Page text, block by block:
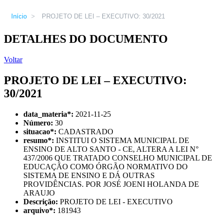
Início > PROJETO DE LEI – EXECUTIVO: 30/2021
DETALHES DO DOCUMENTO
Voltar
PROJETO DE LEI – EXECUTIVO:
30/2021
data_materia*: 2021-11-25
Número: 30
situacao*: CADASTRADO
resumo*: INSTITUI O SISTEMA MUNICIPAL DE
ENSINO DE ALTO SANTO - CE, ALTERA A LEI N°
437/2006 QUE TRATADO CONSELHO MUNICIPAL DE
EDUCAÇÃO COMO ÓRGÃO NORMATIVO DO
SISTEMA DE ENSINO E DÁ OUTRAS
PROVIDÊNCIAS. POR JOSÉ JOENI HOLANDA DE
ARAUJO
Descrição: PROJETO DE LEI - EXECUTIVO
arquivo*: 181943